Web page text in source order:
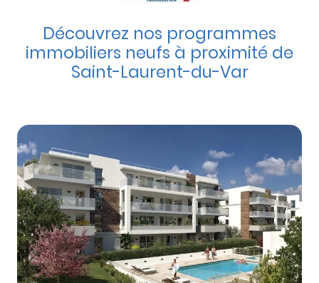
Découvrez nos programmes
immobiliers neufs à proximité de
Saint-Laurent-du-Var